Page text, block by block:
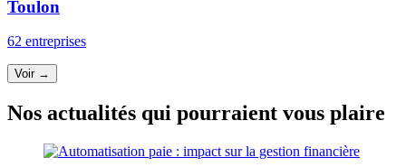
Toulon
62 entreprises
Voir →
Nos actualités qui pourraient vous plaire